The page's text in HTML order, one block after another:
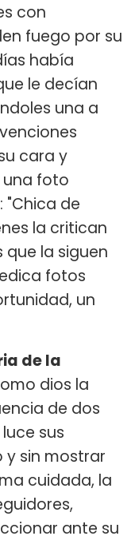
con
fuego por su
había
le decían
una a
cara y
una foto
"Chica de
la critican
la siguen
fotos
un
de la
dios la
de dos
sus
sin mostrar
cuidada, la
ante su